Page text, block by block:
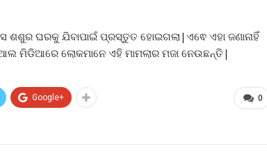
ଶଶୁର ଘରକୁ ଯିବାପାଇଁ ପ୍ରସ୍ତୁତ ହୋଇଗଲା|ଏଵେ ଏହା ଜଣାନାହିଁ
ମିଡିଆରେ ଲୋକମାନେ ଏହି ମାମଲାର ମଜା ନେଉଛନ୍ତି|
0
Google+